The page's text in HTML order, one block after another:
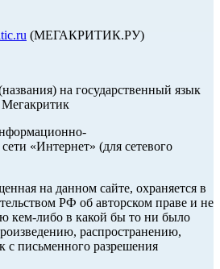
(МЕГАКРИТИК.РУ)
на государственный язык
«Интернет» (для сетевого
на данном сайте, охраняется в
РФ об авторском праве и не
кем-либо в какой бы то ни было
распространению,
с письменного разрешения